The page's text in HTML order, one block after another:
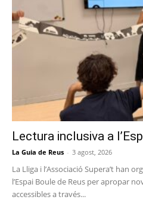
Lectura inclusiva a
La Guia de Reus - 3 agost, 2026
La Lliga i l’Associació Supera’t han
l’Espai Boule de Reus per apropar
accessibles a través...